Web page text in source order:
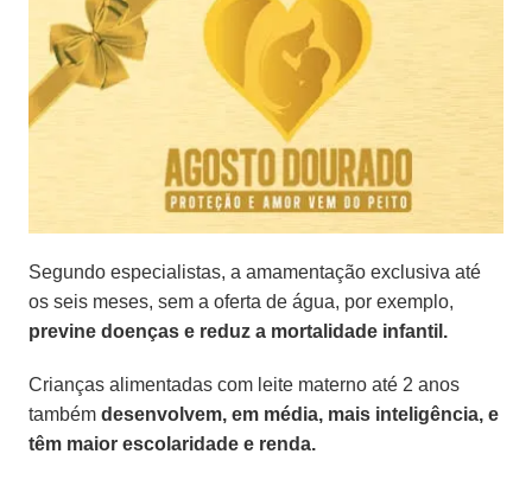
Segundo especialistas, a amamentação exclusiva até
os seis meses, sem a oferta de água, por exemplo,
previne doenças e reduz a mortalidade infantil.
Crianças alimentadas com leite materno até 2 anos
também desenvolvem, em média, mais inteligência, e
têm maior escolaridade e renda.